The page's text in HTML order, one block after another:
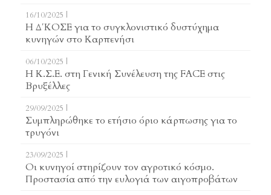
16/10/2025 |
Η Δ΄ΚΟΣΕ για το συγκλονιστικό δυστύχημα
κυνηγών στο Καρπενήσι
06/10/2025 |
Η Κ.Σ.Ε. στη Γενική Συνέλευση της FACE στις
Βρυξέλλες
29/09/2025 |
Συμπληρώθηκε το ετήσιο όριο κάρπωσης για το
τρυγόνι
23/09/2025 |
Οι κυνηγοί στηρίζουν τον αγροτικό κόσμο.
Προστασία από την ευλογιά των αιγοπροβάτων